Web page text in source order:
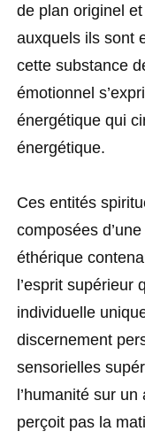
de plan originel
auxquels ils sont
cette substance
émotionnel
énergétique qui
énergétique.
Ces entités
composées
éthérique
l’esprit supérieur
individuelle
discernement
sensorielles
l’humanité sur
perçoit pas la